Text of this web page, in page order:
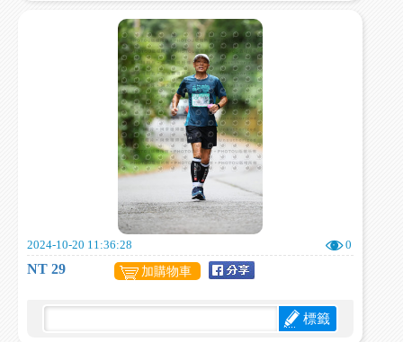
2024-10-20 11:36:28 0
NT 29 加購物車
標籤